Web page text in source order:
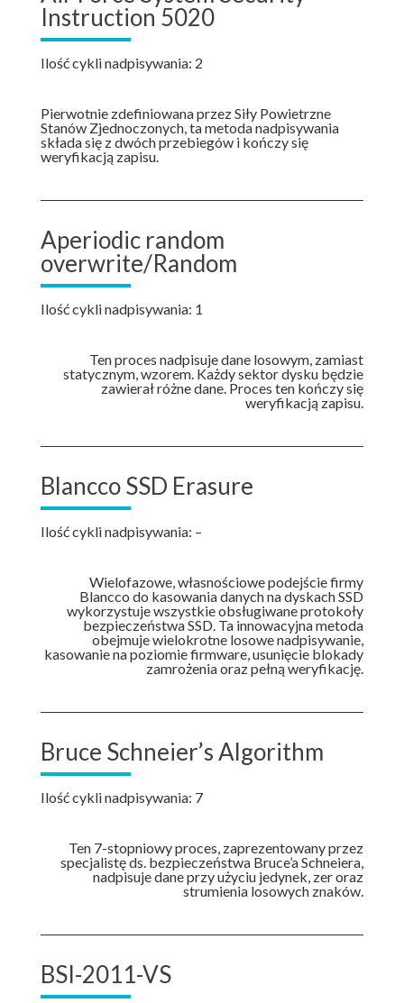
Instruction 5020
Ilość cykli nadpisywania: 2
Pierwotnie zdefiniowana przez Siły Powietrzne
Stanów Zjednoczonych, ta metoda nadpisywania
składa się z dwóch przebiegów i kończy się
weryfikacją zapisu.
Aperiodic random
overwrite/Random
Ilość cykli nadpisywania: 1
Ten proces nadpisuje dane losowym, zamiast
statycznym, wzorem. Każdy sektor dysku będzie
zawierał różne dane. Proces ten kończy się
weryfikacją zapisu.
Blancco SSD Erasure
Ilość cykli nadpisywania: –
Wielofazowe, własnościowe podejście firmy
Blancco do kasowania danych na dyskach SSD
wykorzystuje wszystkie obsługiwane protokoły
bezpieczeństwa SSD. Ta innowacyjna metoda
obejmuje wielokrotne losowe nadpisywanie,
kasowanie na poziomie firmware, usunięcie blokady
zamrożenia oraz pełną weryfikację.
Bruce Schneier’s Algorithm
Ilość cykli nadpisywania: 7
Ten 7-stopniowy proces, zaprezentowany przez
specjalistę ds. bezpieczeństwa Bruce’a Schneiera,
nadpisuje dane przy użyciu jedynek, zer oraz
strumienia losowych znaków.
BSI-2011-VS